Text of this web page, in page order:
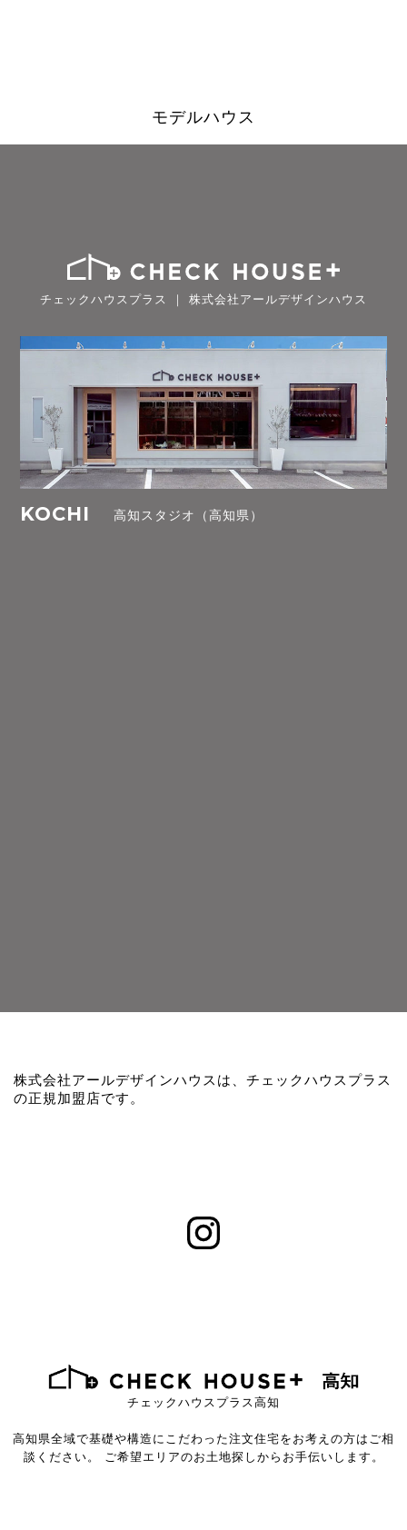
モデルハウス
チェックハウスプラス ｜ 株式会社アールデザインハウス
KOCHI 高知スタジオ（高知県）
株式会社アールデザインハウスは、チェックハウスプラス
の正規加盟店です。
チェックハウスプラス高知
高知県全域で基礎や構造にこだわった注文住宅をお考えの方はご相
談ください。
ご希望エリアのお土地探しからお手伝いします。